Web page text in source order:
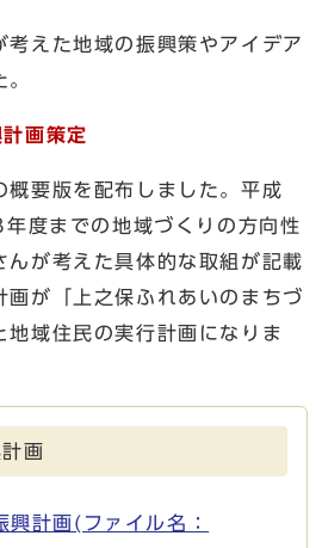
えた地域の振興策やアイデア
画策定
要版を配布しました。平成
度までの地域づくりの方向性
んが考えた具体的な取組が記載
画が「上之保ふれあいのまちづ
地域住民の実行計画になりま
画
興計画(ファイル名：